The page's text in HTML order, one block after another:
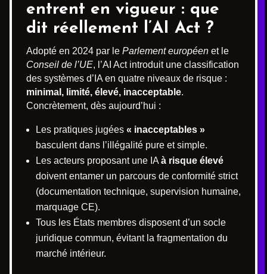
entrent en vigueur : que
dit réellement l’AI Act ?
Adopté en 2024 par le Parlement européen et le
Conseil de l’UE, l’AI Act introduit une classification
des systèmes d’IA en quatre niveaux de risque :
minimal, limité, élevé, inacceptable.
Concrètement, dès aujourd’hui :
Les pratiques jugées « inacceptables »
basculent dans l’illégalité pure et simple.
Les acteurs proposant une IA à risque élevé
doivent entamer un parcours de conformité strict
(documentation technique, supervision humaine,
marquage CE).
Tous les États membres disposent d’un socle
juridique commun, évitant la fragmentation du
marché intérieur.